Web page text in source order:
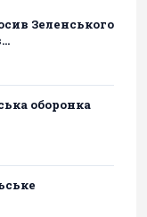
Зеленського
оборонка